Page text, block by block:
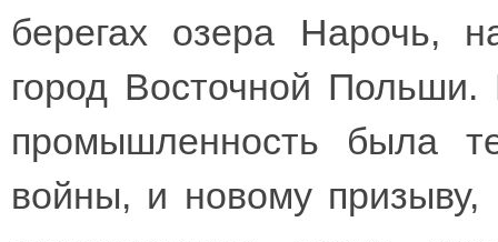
берегах озера Нарочь,
город Восточной Польши.
промышленность была
войны, и новому призыву,